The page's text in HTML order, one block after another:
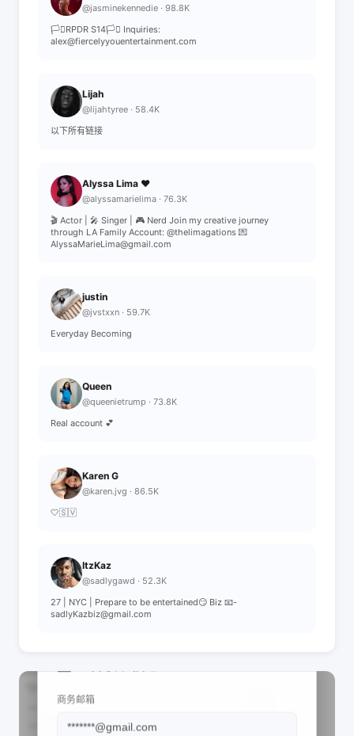
@jasminekennedie · 98.8K
🏳️‍⚧️RPDR S14🏳️‍⚧️ Inquiries:
alex@fiercelyyouentertainment.com
Lijah
@lijahtyree · 58.4K
以下所有链接
Alyssa Lima ❤️
@alyssamarielima · 76.3K
🎬 Actor | 🎤 Singer | 🎮 Nerd Join my creative journey
through LA Family Account: @thelimagations 💌
AlyssaMarieLima@gmail.com
justin
@jvstxxn · 59.7K
Everyday Becoming
Queen
@queenietrump · 73.8K
Real account 💕
Karen G
@karen.jvg · 86.5K
🤍🇸🇻
ItzKaz
@sadlygawd · 52.3K
27 | NYC | Prepare to be entertained😏 Biz 📧-
sadlyKazbiz@gmail.com
商务邮箱